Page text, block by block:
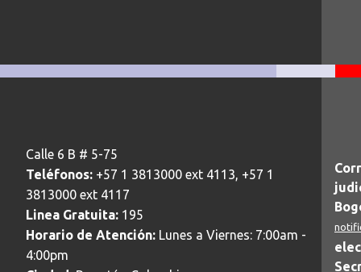
Calle 6 B # 5-75
Teléfonos: +57 1 3813000 ext 4113, +57 1
3813000 ext 4117
Linea Gratuita: 195
Horario de Atención: Lunes a Viernes: 7:00am -
4:00pm